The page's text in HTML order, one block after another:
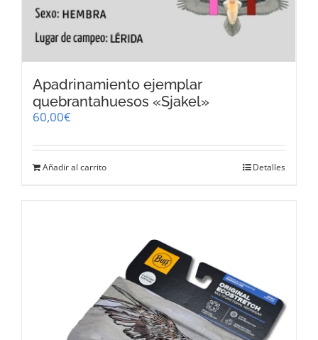
Apadrinamiento ejemplar
quebrantahuesos «Sjakel»
60,00€
Añadir al carrito Detalles